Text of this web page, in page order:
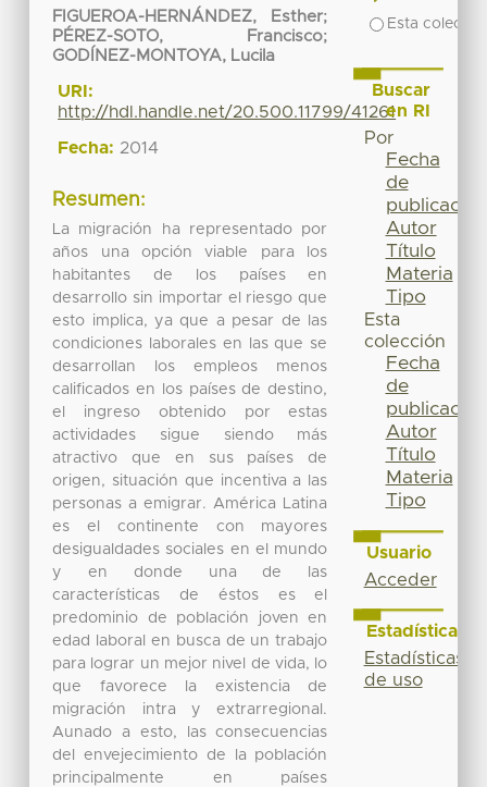
FIGUEROA-HERNÁNDEZ, Esther;
PÉREZ-SOTO, Francisco;
GODÍNEZ-MONTOYA, Lucila
URI:
http://hdl.handle.net/20.500.11799/41261
Fecha: 2014
Resumen:
La migración ha representado por
años una opción viable para los
habitantes de los países en
desarrollo sin importar el riesgo que
esto implica, ya que a pesar de las
condiciones laborales en las que se
desarrollan los empleos menos
calificados en los países de destino,
el ingreso obtenido por estas
actividades sigue siendo más
atractivo que en sus países de
origen, situación que incentiva a las
personas a emigrar. América Latina
es el continente con mayores
desigualdades sociales en el mundo
y en donde una de las
características de éstos es el
predominio de población joven en
edad laboral en busca de un trabajo
para lograr un mejor nivel de vida, lo
que favorece la existencia de
migración intra y extrarregional.
Aunado a esto, las consecuencias
del envejecimiento de la población
principalmente en países
Esta
Buscar
en RI
Por
Fecha
de
publicación
Autor
Título
Materia
Tipo
Esta
colección
Fecha
de
publicación
Autor
Título
Materia
Tipo
Usuario
Acceder
Estadísticas
Estadísticas
de uso